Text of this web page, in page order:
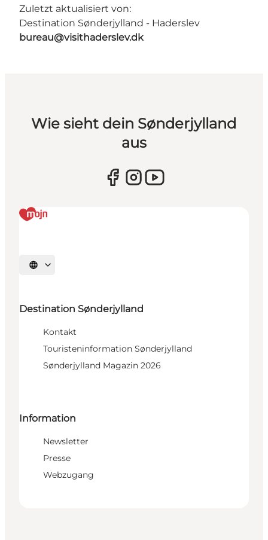
Zuletzt aktualisiert von:
Destination Sønderjylland - Haderslev
bureau@visithaderslev.dk
Wie sieht dein Sønderjylland
aus
Sprache auswählen
Destination Sønderjylland
Kontakt
Touristeninformation Sønderjylland
Sønderjylland Magazin 2026
Information
Newsletter
Presse
Webzugang